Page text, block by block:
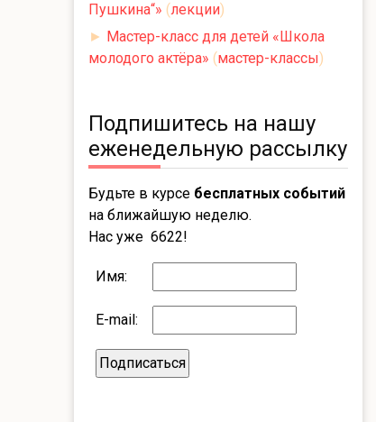
Пушкина“» (лекции)
► Мастер-класс для детей «Школа
молодого актёра» (мастер-классы)
Подпишитесь на нашу
еженедельную рассылку
Будьте в курсе бесплатных событий
на ближайшую неделю.
Нас уже 6622!
Имя:
E-mail: